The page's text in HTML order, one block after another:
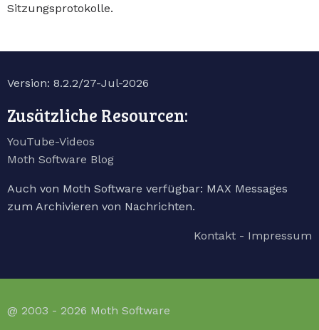
Sitzungsprotokolle.
Version: 8.2.2/27-Jul-2026
Zusätzliche Resourcen:
YouTube-Videos
Moth Software Blog
Auch von Moth Software verfügbar: MAX Messages
zum Archivieren von Nachrichten.
Kontakt - Impressum
@ 2003 - 2026 Moth Software